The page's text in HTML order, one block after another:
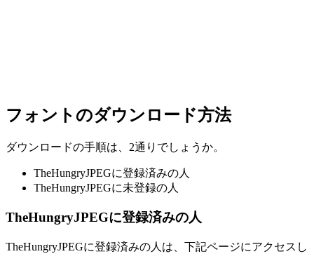
フォントのダウンロード方法
ダウンロードの手順は、2通りでしょうか。
TheHungryJPEGに登録済みの人
TheHungryJPEGに未登録の人
TheHungryJPEGに登録済みの人
TheHungryJPEGに登録済みの人は、下記ページにアクセスし